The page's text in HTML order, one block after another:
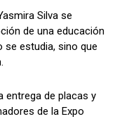
Silva se
de una educación
se estudia, sino que
entrega de placas y
de la Expo